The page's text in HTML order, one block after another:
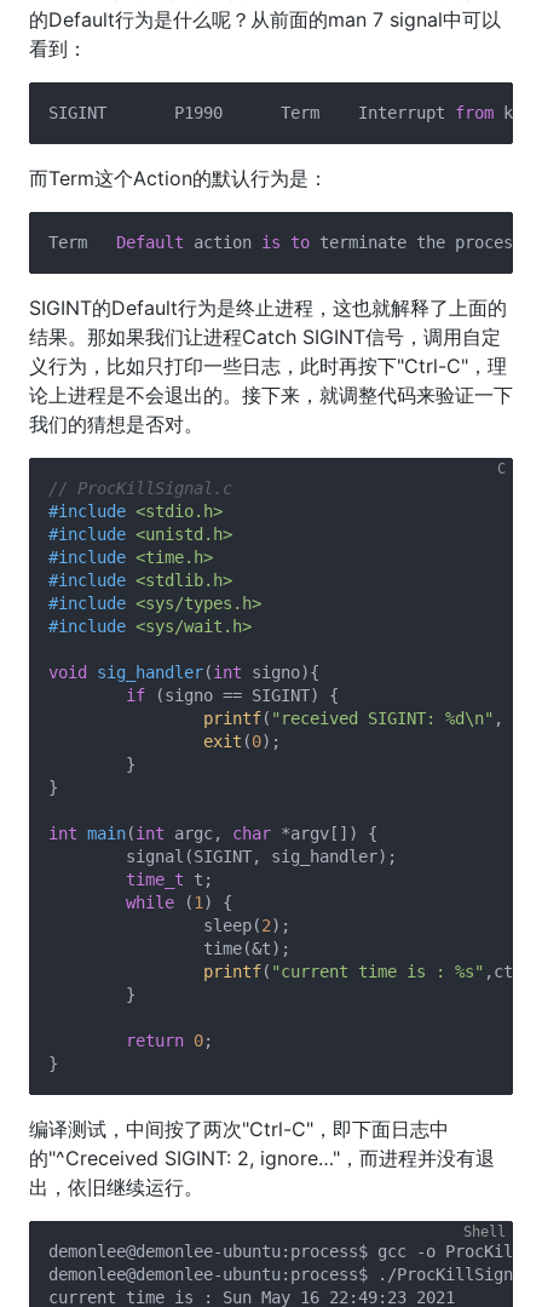
的Default行为是什么呢？从前面的man 7 signal中可以
看到：
SIGINT       P1990      Term    Interrupt from
而Term这个Action的默认行为是：
Term Default action is to
SIGINT的Default行为是终止进程，这也就解释了上面的
结果。那如果我们让进程Catch SIGINT信号，调用自定
义行为，比如只打印一些日志，此时再按下"Ctrl-C"，理
论上进程是不会退出的。接下来，就调整代码来验证一下
我们的猜想是否对。
// ProcKillSignal.c
#include <stdio.h>
#include <unistd.h>
#include <time.h>
#include <stdlib.h>
#include <sys/types.h>
#include <sys/wait.h>
void sig_handler(int signo){
if (signo == SIGINT) {
printf( "received SIGINT: %d\n" ,
exit (0);
}
int main(int argc, char *argv[])
{
time_t t;
while (1 ) {
		sleep(
2);
printf( "current time is : %s"
return 0;
编译测试，中间按了两次"Ctrl-C"，即下面日志中
的"^Creceived SIGINT: 2, ignore…"，而进程并没有退
出，依旧继续运行。
demonlee@demonlee-ubuntu:process$ gcc -o
demonlee@demonlee-ubuntu:process$ ./ProcKillSignal
current time is : Sun May 16 22:49:23 2021